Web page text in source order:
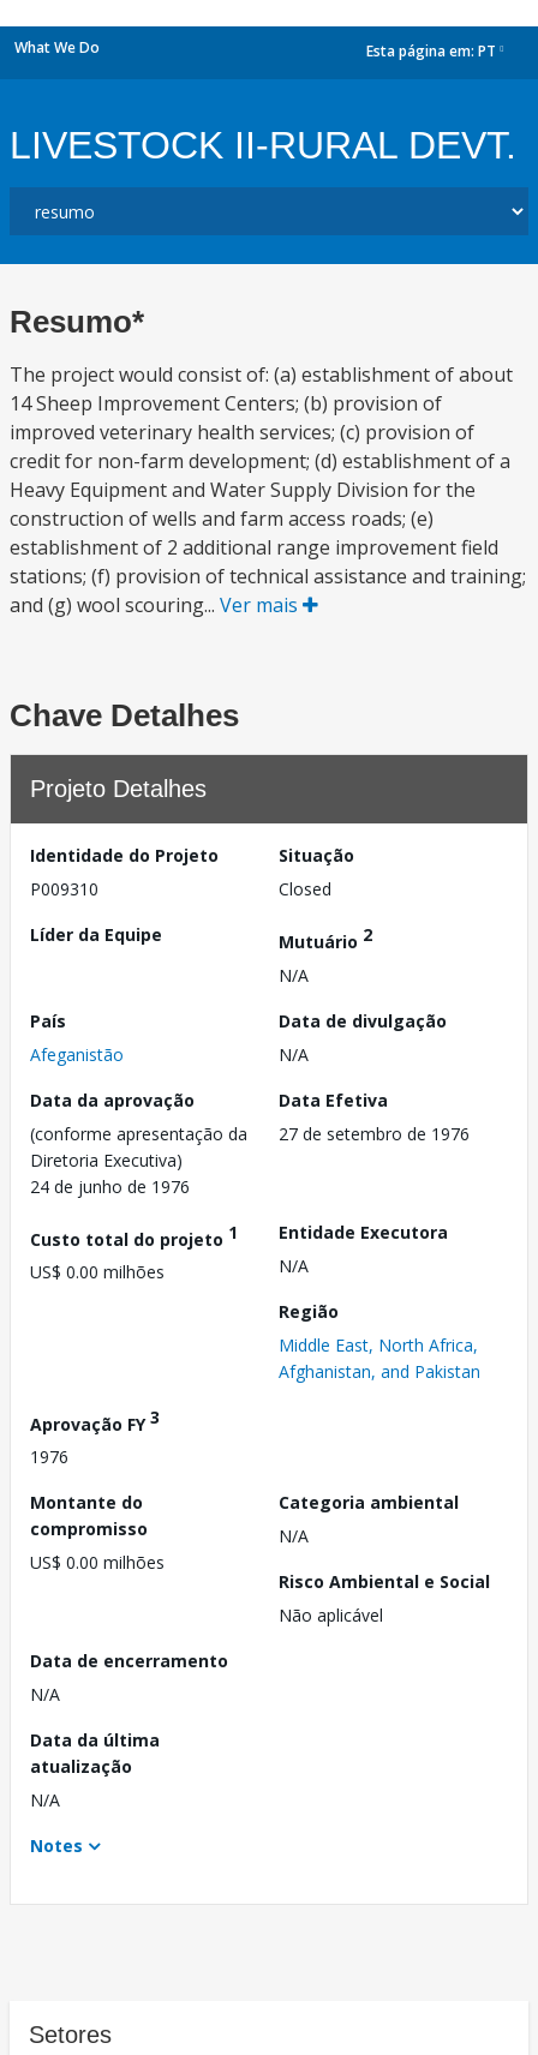
What We Do Esta página em: PT
LIVESTOCK II-RURAL DEVT.
Resumo*
The project would consist of: (a) establishment of about
14 Sheep Improvement Centers; (b) provision of
improved veterinary health services; (c) provision of
credit for non-farm development; (d) establishment of a
Heavy Equipment and Water Supply Division for the
construction of wells and farm access roads; (e)
establishment of 2 additional range improvement field
stations; (f) provision of technical assistance and training;
and (g) wool scouring... Ver mais
Chave Detalhes
Projeto Detalhes
Identidade do Projeto
P009310
Situação
Closed
Líder da Equipe
Mutuário 2
N/A
País
Afeganistão
Data de divulgação
N/A
Data da aprovação
(conforme apresentação da
Diretoria Executiva)
24 de junho de 1976
Data Efetiva
27 de setembro de 1976
Custo total do projeto 1
US$ 0.00 milhões
Entidade Executora
N/A
Região
Middle East, North Africa,
Afghanistan, and Pakistan
Aprovação FY3
1976
Montante do
compromisso
US$ 0.00 milhões
Categoria ambiental
N/A
Risco Ambiental e Social
Não aplicável
Data de encerramento
N/A
Data da última
atualização
N/A
Notes
Setores